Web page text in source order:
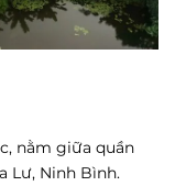
nằm giữa quần
Lư, Ninh Bình.